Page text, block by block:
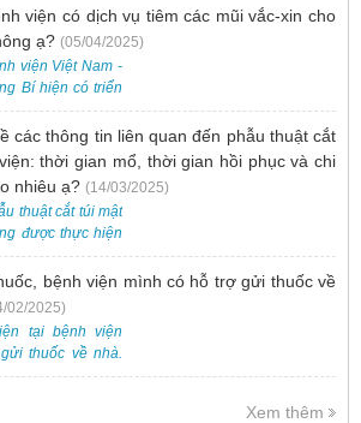
- Thụy Điển Uông
cấp các dịch
và xét nghiệm
phát hiện sớm
ung thư cổ tử
viện có dịch vụ tiêm các mũi vắc-xin cho
ạ? (05/04/2025)
viện Việt Nam -
Bí hiện có triển
vắc-xin cho trẻ
các thông tin liên quan đến phẫu thuật cắt
thời gian mổ, thời gian hồi phục và chi
nhiêu ạ? (14/03/2025)
thuật cắt túi mật
được thực hiện
nội soi, đây
xâm lấn, an toàn
bệnh viện mình có hỗ trợ gửi thuốc về
02/2025)
tại bệnh viện
thuốc về nhà.
tại bệnh viện
Xem thêm